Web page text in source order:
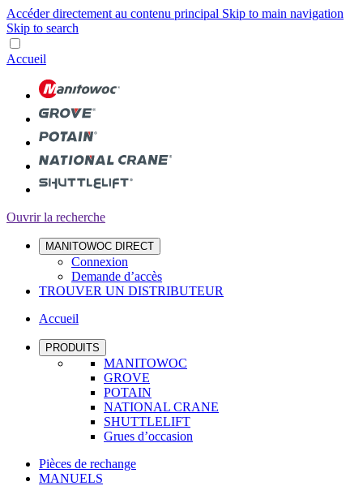
Accéder directement au contenu principal Skip to main navigation
Skip to search
Accueil
Ouvrir la recherche
MANITOWOC DIRECT
Connexion
Demande d’accès
TROUVER UN DISTRIBUTEUR
Accueil
PRODUITS
MANITOWOC
GROVE
POTAIN
NATIONAL CRANE
SHUTTLELIFT
Grues d’occasion
Pièces de rechange
MANUELS